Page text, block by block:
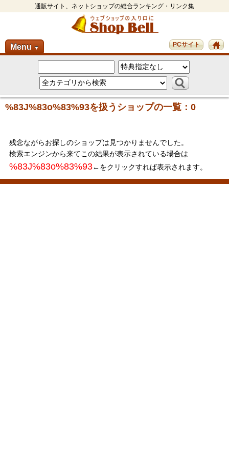
通販サイト、ネットショップの総合ランキング・リンク集
Menu ▼ PCサイト
%83J%83o%83%93を扱うショップの一覧：0
残念ながらお探しのショップは見つかりませんでした。
検索エンジンから来てこの結果が表示されている場合は
%83J%83o%83%93←をクリックすれば表示されます。